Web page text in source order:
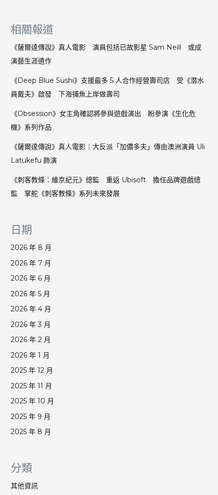
相關報道
《薩爾達傳說》真人電影 演員包括已故影星 Sam Neill 或成
演藝生涯遺作
《Deep Blue Sushi》支援最多 5 人合作經營壽司店 受《潛水
員戴夫》啟發 下海捕魚上岸做壽司
《Obsession》女主角確認將參與遊戲演出 盼參演《生化危
機》系列作品
《薩爾達傳說》真人電影︱大反派「加儂多夫」傳由澳洲演員 Uli
Latukefu 飾演
《刺客教條：維京紀元》總監 重返 Ubisoft 擔任品牌遊戲總
監 掌舵《刺客教條》系列未來發展
日期
2026 年 8 月
2026 年 7 月
2026 年 6 月
2026 年 5 月
2026 年 4 月
2026 年 3 月
2026 年 2 月
2026 年 1 月
2025 年 12 月
2025 年 11 月
2025 年 10 月
2025 年 9 月
2025 年 8 月
分類
其他資訊